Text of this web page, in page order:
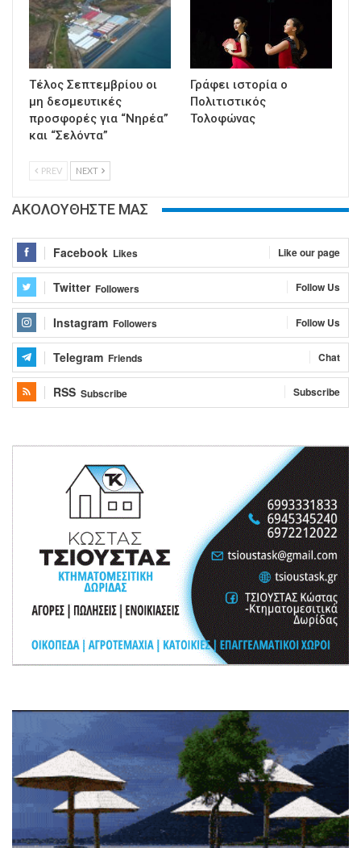
Τέλος Σεπτεμβρίου οι
μη δεσμευτικές
προσφορές για “Νηρέα”
και “Σελόντα”
Γράφει ιστορία ο
Πολιτιστικός
Τολοφώνας
PREV NEXT
ΑΚΟΛΟΥΘΗΣΤΕ ΜΑΣ
Facebook Likes Like our page
Twitter Followers Follow Us
Instagram Followers Follow Us
Telegram Friends Chat
RSS Subscribe Subscribe